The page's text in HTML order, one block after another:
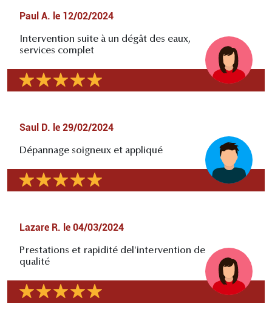
Paul A. le 12/02/2024
Intervention suite à un dégât des eaux,
services complet
Saul D. le 29/02/2024
Dépannage soigneux et appliqué
Lazare R. le 04/03/2024
Prestations et rapidité del'intervention de
qualité